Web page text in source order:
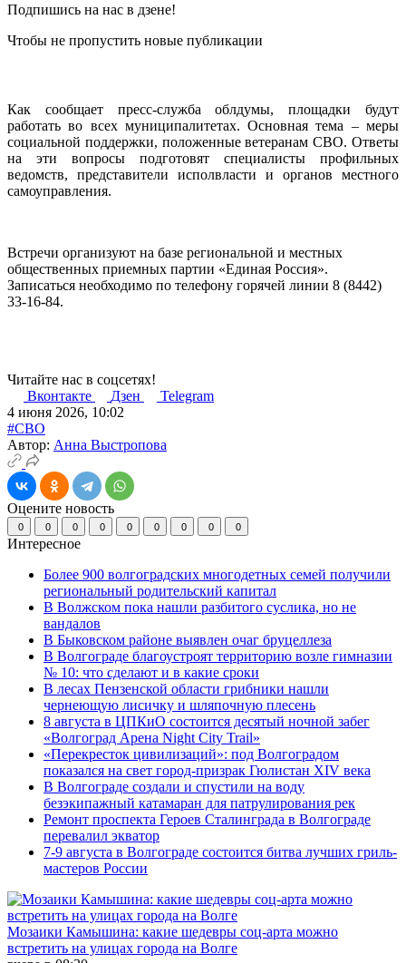
Подпишись на нас в дзене!
Чтобы не пропустить новые публикации
Как сообщает пресс-служба облдумы, площадки будут
работать во всех муниципалитетах. Основная тема – меры
социальной поддержки, положенные ветеранам СВО. Ответы
на эти вопросы подготовят специалисты профильных
ведомств, представители исполвласти и органов местного
самоуправления.
Встречи организуют на базе региональной и местных
общественных приемных партии «Единая Россия».
Записаться необходимо по телефону горячей линии 8 (8442)
33-16-84.
Читайте нас в соцсетях!
Вконтакте
Дзен
Telegram
4 июня 2026, 10:02
#СВО
Автор: Анна Выстропова
Оцените новость
0 0 0 0 0 0 0 0 0
Интересное
Более 900 волгоградских многодетных семей получили
региональный родительский капитал
В Волжском пока нашли разбитого суслика, но не
вандалов
В Быковском районе выявлен очаг бруцеллеза
В Волгограде благоустроят территорию возле гимназии
№ 10: что сделают и в какие сроки
В лесах Пензенской области грибники нашли
чернеющую лисичку и шляпочную плесень
8 августа в ЦПКиО состоится десятый ночной забег
«Волгоград Арена Night City Trail»
«Перекресток цивилизаций»: под Волгоградом
показался на свет город-призрак Гюлистан XIV века
В Волгограде создали и спустили на воду
безэкипажный катамаран для патрулирования рек
Ремонт проспекта Героев Сталинграда в Волгограде
перевалил экватор
7-9 августа в Волгограде состоится битва лучших гриль-
мастеров России
Мозаики Камышина: какие шедевры соц-арта можно
встретить на улицах города на Волге